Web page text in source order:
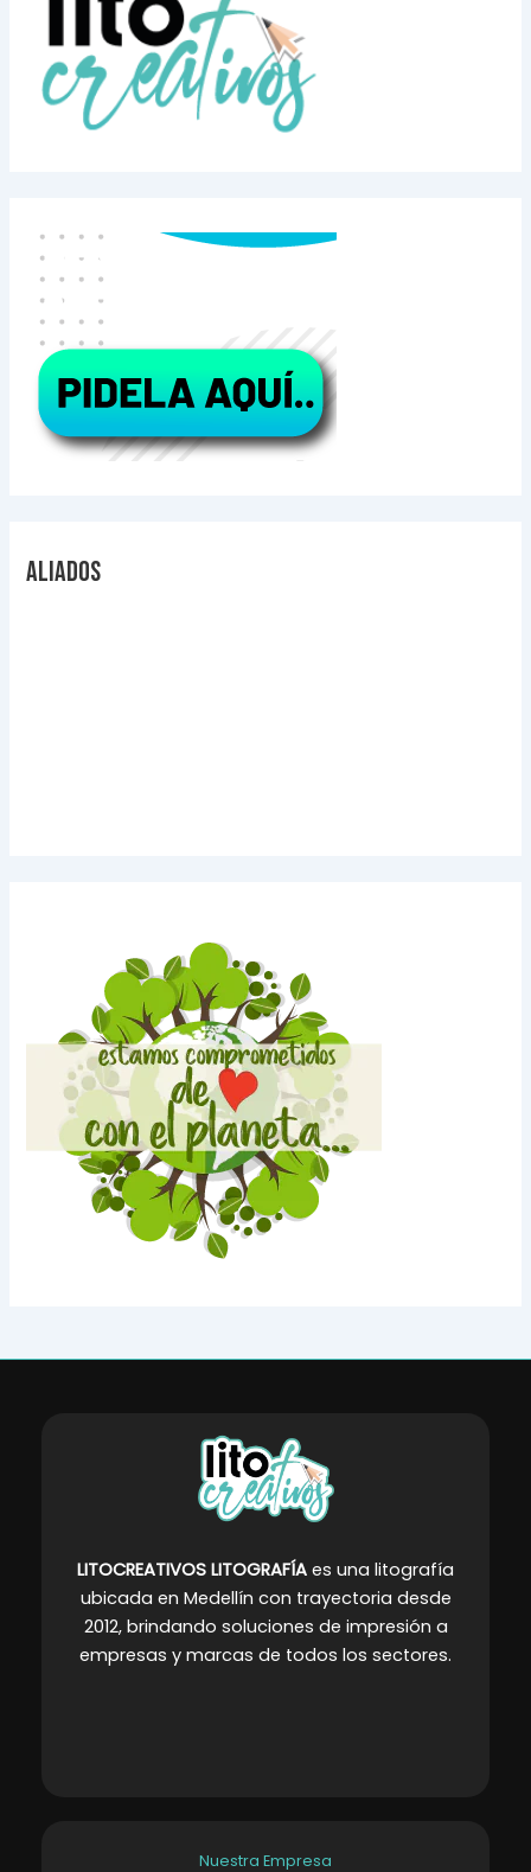
Aliados
LITOCREATIVOS LITOGRAFÍA es una litografía
ubicada en Medellín con trayectoria desde
2012, brindando soluciones de impresión a
empresas y marcas de todos los sectores.
Nuestra Empresa